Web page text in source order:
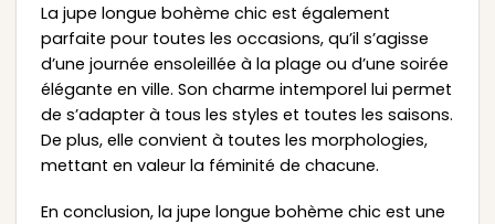
La jupe longue bohème chic est également
parfaite pour toutes les occasions, qu’il s’agisse
d’une journée ensoleillée à la plage ou d’une soirée
élégante en ville. Son charme intemporel lui permet
de s’adapter à tous les styles et toutes les saisons.
De plus, elle convient à toutes les morphologies,
mettant en valeur la féminité de chacune.
En conclusion, la jupe longue bohème chic est une